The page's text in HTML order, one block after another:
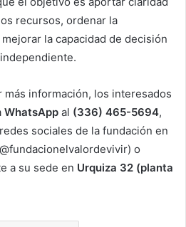
recursos, ordenar la
la capacidad de decisión
información, los interesados
WhatsApp al (336) 465-5694,
sociales de la fundación en
o
a su sede en Urquiza 32 (planta